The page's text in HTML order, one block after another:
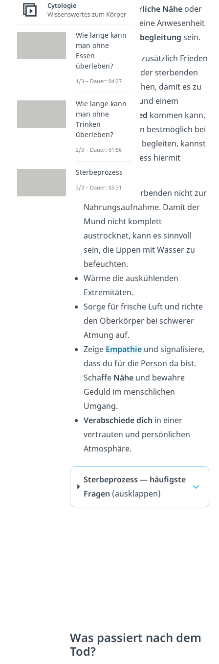
Umarmung, körperliche Nähe oder
auch einfach nur deine Anwesenheit
in Form derSterbebegleitung sein.
Es kann Menschen zusätzlich Frieden
schenken, sich mit der sterbenden
Person auszusprechen, damit es zu
einerVersöhnung
und einem
friedlichen Abschied kommen kann.
Um den Sterbenden bestmöglich bei
seinem Ableben zu begleiten, kannst
du den Sterbeprozess hiermit
erleichtern:
Zwinge den Sterbenden nicht zur
Nahrungsaufnahme. Damit der
Mund nicht komplett
austrocknet, kann es sinnvoll
sein, die Lippen mit Wasser zu
befeuchten.
Wärme die auskühlenden
Extremitäten.
Sorge für frische Luft und richte
den Oberkörper bei schwerer
Atmung auf.
Zeige Empathie und signalisiere,
dass du für die Person da bist.
Schaffe Nähe und bewahre
Geduld im menschlichen
Umgang.
Verabschiede dich in einer
vertrauten und persönlichen
Atmosphäre.
Sterbeprozess — häufigste
Fragen (ausklappen)
Was passiert nach dem
Tod?
Cytologie
Wissenswertes zum Körper
Wie lange kann
man ohne
Essen
überleben?
1/3 – Dauer: 04:27
Wie lange kann
man ohne
Trinken
überleben?
2/3 – Dauer: 01:56
Sterbeprozess
3/3 – Dauer: 05:31